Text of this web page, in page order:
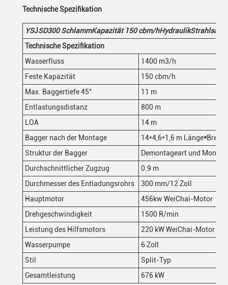
Technische Spezifikation
YSJSD300 SchlammKapazität 150 cbm/hHydraulik
Technische Spezifikation
Wasserfluss
1400 m3/h
Feste Kapazität
150 cbm/h
Max. Baggertiefe 45°
11 m
Entlastungsdistanz
800 m
LOA
14 m
Bagger nach der Montage
14*4,6*1,6 m Länge*
Struktur der Bagger
Demontageart und
Durchschnittlicher Zugzug
0.9 m
Durchmesser des Entladungsrohrs
300 mm/12 Zoll
Hauptmotor
456kw WeiChai-Motor
Drehgeschwindigkeit
1500 R/min
Leistung des Hilfsmotors
220 kW WeiChai-Motor
Wasserpumpe
6 Zoll
Stil
Split-Typ
Gesamtleistung
676 kW